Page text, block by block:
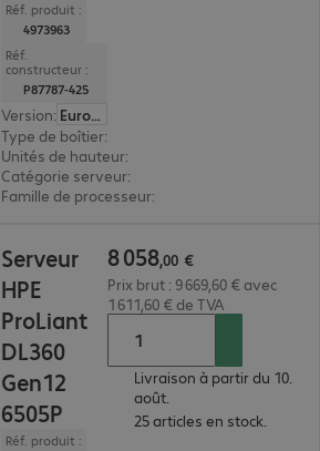
Réf. produit :
4973963
Réf.
constructeur :
P87787-425
Version:
Europe
Type de boîtier:
Unités de hauteur:
Catégorie serveur:
Famille de processeur:
Serveur
HPE
ProLiant
DL360
Gen12
6505P
Réf. produit :
8058,00 €
Prix brut : 9 669,60 € avec
1 611,60 € de TVA
Livraison à partir du 10.
août.
25 articles en stock.